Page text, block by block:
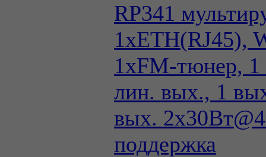
RP341
1xETH(RJ45),
1хFM-тюнер, 1
лин. вых., 1
вых.
поддержка